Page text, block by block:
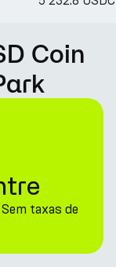
Coin
taxas de